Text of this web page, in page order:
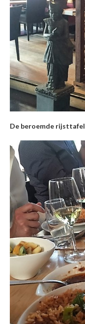
De beroemde rijsttafel